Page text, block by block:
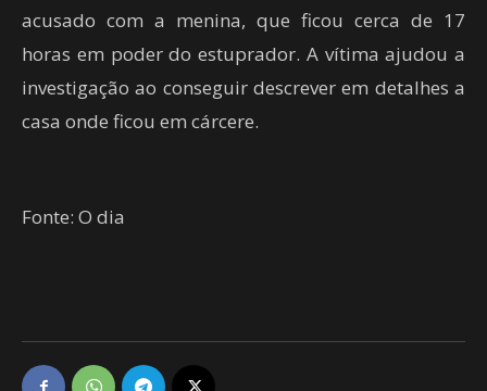
acusado com a menina, que ficou cerca de 17
horas em poder do estuprador. A vítima ajudou a
investigação ao conseguir descrever em detalhes a
casa onde ficou em cárcere.
Fonte: O dia